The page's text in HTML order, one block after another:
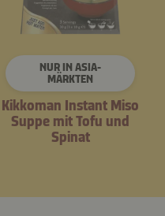
NUR IN ASIA-
MÄRKTEN
Kikkoman Instant Miso
Suppe mit Tofu und
Spinat